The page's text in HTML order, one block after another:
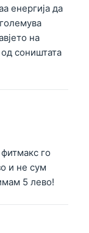
енергија да
на
соништата
го
и не сум
5 лево!